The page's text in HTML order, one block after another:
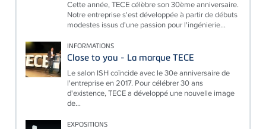
Cette année, TECE célèbre son 30ème anniversaire.
Notre entreprise s'est développée à partir de débuts
modestes issus d'une passion pour l'ingénierie...
INFORMATIONS
Close to you - La marque TECE
Le salon ISH coïncide avec le 30e anniversaire de
l'entreprise en 2017. Pour célébrer 30 ans
d'existence, TECE a développé une nouvelle image
de...
EXPOSITIONS